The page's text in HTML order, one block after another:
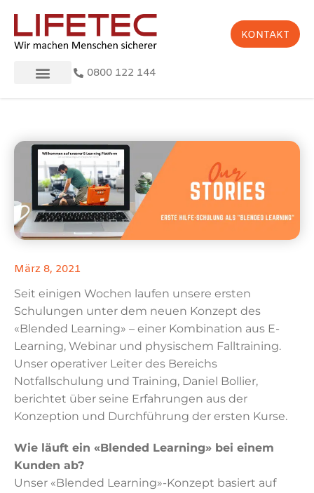
KONTAKT
0800 122 144
März 8, 2021
Seit einigen Wochen laufen unsere ersten
Schulungen unter dem neuen Konzept des
«Blended Learning» – einer Kombination aus E-
Learning, Webinar und physischem Falltraining.
Unser operativer Leiter des Bereichs
Notfallschulung und Training, Daniel Bollier,
berichtet über seine Erfahrungen aus der
Konzeption und Durchführung der ersten Kurse.
Wie läuft ein «Blended Learning» bei einem
Kunden ab?
Unser «Blended Learning»-Konzept basiert auf